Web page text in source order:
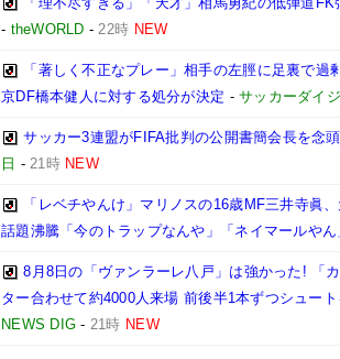
- theWORLD -22時 NEW
「著しく不正なプレー」相手の左脛に足裏で
京DF橋本健人に対する処分が決定 -サッカーダイ
サッカー3連盟がFIFA批判の公開書簡会長を念
日 -21時 NEW
「レベチやんけ」マリノスの16歳MF三井寺眞
話題沸騰「今のトラップなんや」「ネイマールやん
8月8日の「ヴァンラーレ八戸」は強かった! 「
ター合わせて約4000人来場 前後半1本ずつシュー
NEWS DIG - 21時 NEW